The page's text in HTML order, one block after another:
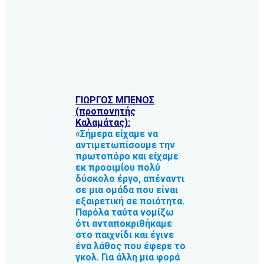
ΓΙΩΡΓΟΣ ΜΠΕΝΟΣ
(προπονητής
Καλαμάτας):
«Σήμερα είχαμε να
αντιμετωπίσουμε την
πρωτοπόρο και είχαμε
εκ προοιμίου πολύ
δύσκολο έργο, απέναντι
σε μια ομάδα που είναι
εξαιρετική σε ποιότητα.
Παρόλα ταύτα νομίζω
ότι ανταποκριθήκαμε
στο παιχνίδι και έγινε
ένα λάθος που έφερε το
γκολ. Για άλλη μια φορά